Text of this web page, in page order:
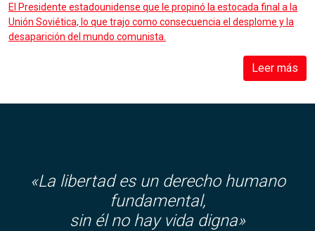
El Presidente estadounidense que le propinó la estocada final a la
Unión Soviética, lo que trajo como consecuencia el desplome y la
desaparición del mundo comunista.
Leer más
«La libertad es un derecho humano
fundamental,
sin él no hay vida digna»